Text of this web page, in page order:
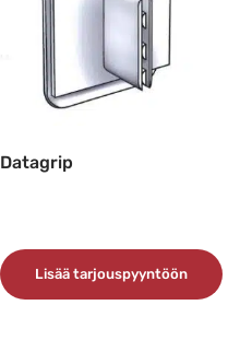
Datagrip
Lisää tarjouspyyntöön